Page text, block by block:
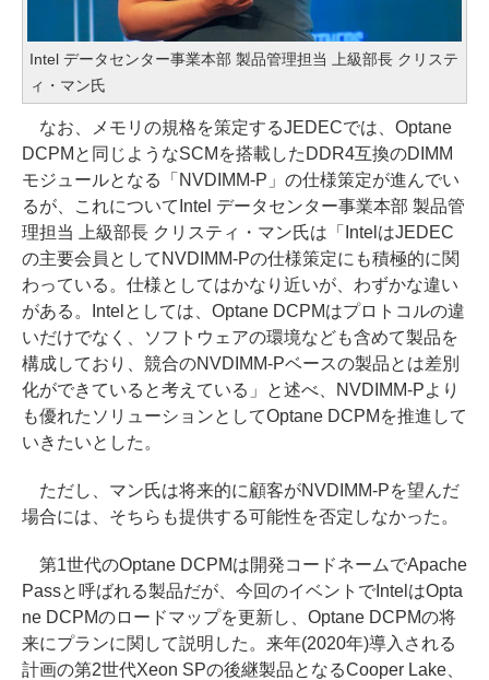
Intel データセンター事業本部 製品管理担当 上級部長 クリステ
ィ・マン氏
なお、メモリの規格を策定するJEDECでは、Optane
DCPMと同じようなSCMを搭載したDDR4互換のDIMM
モジュールとなる「NVDIMM-P」の仕様策定が進んでい
るが、これについてIntel データセンター事業本部 製品管
理担当 上級部長 クリスティ・マン氏は「IntelはJEDEC
の主要会員としてNVDIMM-Pの仕様策定にも積極的に関
わっている。仕様としてはかなり近いが、わずかな違い
がある。Intelとしては、Optane DCPMはプロトコルの違
いだけでなく、ソフトウェアの環境なども含めて製品を
構成しており、競合のNVDIMM-Pベースの製品とは差別
化ができていると考えている」と述べ、NVDIMM-Pより
も優れたソリューションとしてOptane DCPMを推進して
いきたいとした。
ただし、マン氏は将来的に顧客がNVDIMM-Pを望んだ
場合には、そちらも提供する可能性を否定しなかった。
第1世代のOptane DCPMは開発コードネームでApache
Passと呼ばれる製品だが、今回のイベントでIntelはOpta
ne DCPMのロードマップを更新し、Optane DCPMの将
来にプランに関して説明した。来年(2020年)導入される
計画の第2世代Xeon SPの後継製品となるCooper Lake、